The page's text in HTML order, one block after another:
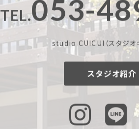
TEL.053-
studio CUICUI （スタジオ
スタジオ紹介